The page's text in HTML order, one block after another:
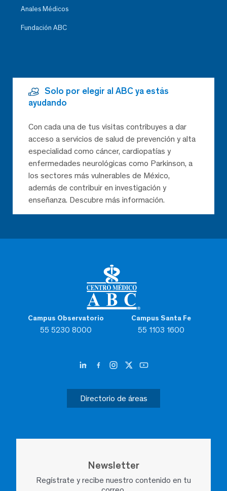
Campus Observatorio
55 5230 8000
Campus Santa Fe
55 1103 1600
Directorio de áreas
Newsletter
Regístrate y recibe nuestro contenido en tu
Anales Médicos
Fundación ABC
Solo por elegir al ABC ya estás
ayudando
Con cada una de tus visitas contribuyes a dar
acceso a servicios de salud de prevención y alta
especialidad como cáncer, cardiopatías y
enfermedades neurológicas como Parkinson, a
los sectores más vulnerables de México,
además de contribuir en investigación y
enseñanza. Descubre más información.